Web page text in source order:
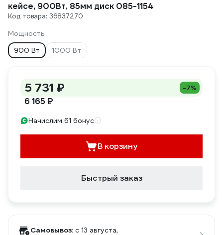
кейсе, 900Вт, 85мм диск 085-1154
Код товара: 36837270
Мощность
900 Вт
1000 Вт
5 731 ₽ -7%
6 165 ₽
Начислим 61 бонус
В корзину
Быстрый заказ
Самовывоз: c 13 августа,